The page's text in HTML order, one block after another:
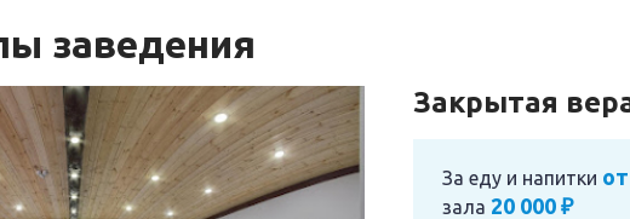
заведения
Закрытая
За еду и напитки
зала 20 000 ₽